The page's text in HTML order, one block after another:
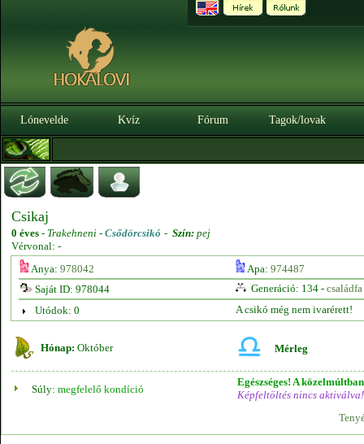
Lónevelde Kvíz Fórum Tagok/lovak
Csikaj
0 éves - Trakehneni - Csődörcsikó - Szín: pej
Vérvonal: -
Anya: 978042 Apa: 974487
Saját ID: 978044
Generáció: 134 - családfa
Utódok: 0
A csikó még nem ivarérett!
Hónap: Október Mérleg
Súly: megfelelő kondíció
Egészséges! A
Képfeltöltés nincs aktiválva!